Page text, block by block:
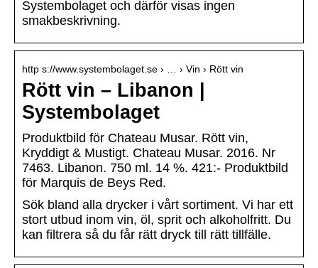
Systembolaget och därför visas ingen
smakbeskrivning.
http s://www.systembolaget.se › … › Vin › Rött vin
Rött vin – Libanon |
Systembolaget
Produktbild för Chateau Musar. Rött vin,
Kryddigt & Mustigt. Chateau Musar. 2016. Nr
7463. Libanon. 750 ml. 14 %. 421:- Produktbild
för Marquis de Beys Red.
Sök bland alla drycker i vårt sortiment. Vi har ett
stort utbud inom vin, öl, sprit och alkoholfritt. Du
kan filtrera så du får rätt dryck till rätt tillfälle.